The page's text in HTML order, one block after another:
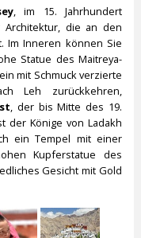
, im 15. Jahrhundert
die an den
Im Inneren können Sie
Statue des Maitreya-
mit Schmuck verzierte
Leh zurückkehren,
, der bis Mitte des 19.
der Könige von Ladakh
ein Tempel mit einer
Kupferstatue des
Gesicht mit Gold